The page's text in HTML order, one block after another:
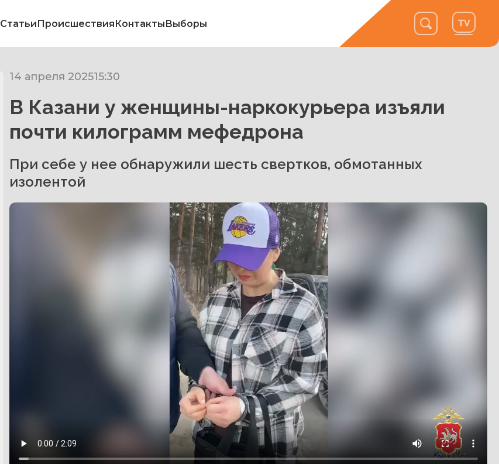
СтатьиПроисшествияКонтактыВыборы
14 апреля 202515:30
В Казани у женщины-наркокурьера изъяли
почти килограмм мефедрона
При себе у нее обнаружили шесть свертков, обмотанных
изолентой